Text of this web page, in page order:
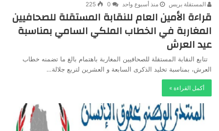
المستقلة بريس منذ أسبوع واحد 0
225
قراءة الأمين العام للنقابة المستقلة للصحافيين
المغاربة في الخطاب الملكي السامي بمناسبة
عيد العرش
تتابع النقابة المستقلة للصحافيين المغاربة باهتمام بالغ ما تضمنه خطاب
العرش، بمناسبة تخليد الذكرى السابعة و العشرين لتربع جلالة…
أكمل القراءة »